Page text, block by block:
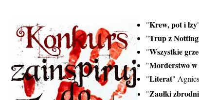
"Krew, pot i łzy
"Trup z
"Wszystkie
"Morderstwo w
"Literat"
"Zaułki zbrodni